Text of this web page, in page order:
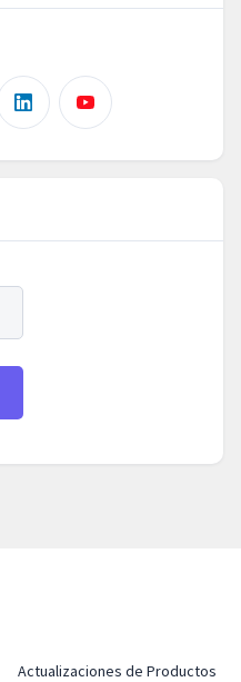
Actualizaciones de Productos